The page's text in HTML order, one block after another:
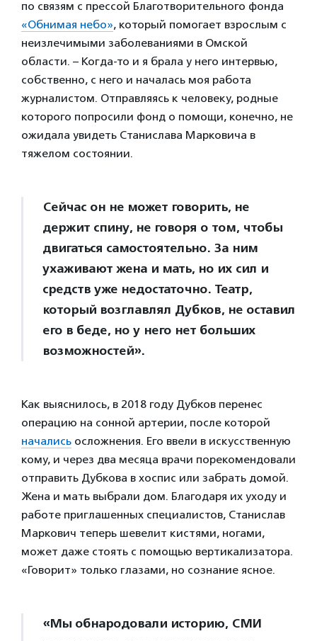
по связям с прессой Благотворительного фонда
«Обнимая небо», который помогает взрослым с
неизлечимыми заболеваниями в Омской
области. – Когда-то и я брала у него интервью,
собственно, с него и началась моя работа
журналистом. Отправляясь к человеку, родные
которого попросили фонд о помощи, конечно, не
ожидала увидеть Станислава Марковича в
тяжелом состоянии.
Сейчас он не может говорить, не
держит спину, не говоря о том, чтобы
двигаться самостоятельно. За ним
ухаживают жена и мать, но их сил и
средств уже недостаточно. Театр,
который возглавлял Дубков, не оставил
его в беде, но у него нет больших
возможностей».
Как выяснилось, в 2018 году Дубков перенес
операцию на сонной артерии, после которой
начались осложнения. Его ввели в искусственную
кому, и через два месяца врачи порекомендовали
отправить Дубкова в хоспис или забрать домой.
Жена и мать выбрали дом. Благодаря их уходу и
работе приглашенных специалистов, Станислав
Маркович теперь шевелит кистями, ногами,
может даже стоять с помощью вертикализатора.
«Говорит» только глазами, но сознание ясное.
«Мы обнародовали историю, СМИ